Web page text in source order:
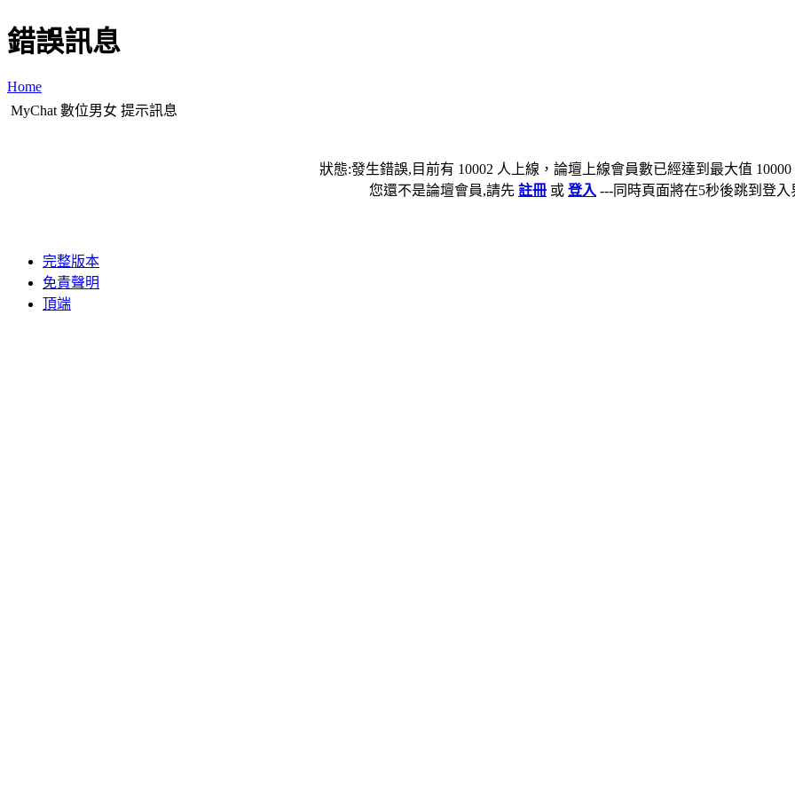
錯誤訊息
Home
MyChat 數位男女 提示訊息
狀態:發生錯誤,目前有 10002 人上線，論壇上線會員數已經達到最大值
您還不是論壇會員,請先 註冊 或 登入 ---同時頁面將在5秒後跳到登入
完整版本
免責聲明
頂端